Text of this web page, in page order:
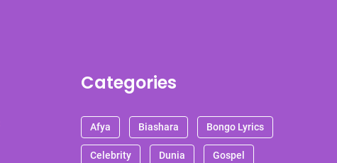
Categories
Afya Biashara Bongo Lyrics
Celebrity Dunia Gospel